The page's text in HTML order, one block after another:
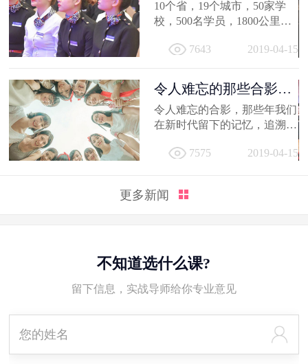
10个省，19个城市，50家学
校，500名学员，1800公里，
地方... 7643 2019-04-15
令人难忘的那些合影，
新时代学员...
令人难忘的合影，那些年我们
在新时代留下的记忆，追溯时
7575
2019-04-15
更多新闻
不知道选什么课?
留下信息，实战导师给你专业意见